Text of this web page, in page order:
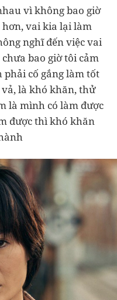
vì không bao giờ
vai kia lại làm
nghĩ đến việc vai
bao giờ tôi cảm
cố gắng làm tốt
là khó khăn, thử
là mình có làm được
được thì khó khăn